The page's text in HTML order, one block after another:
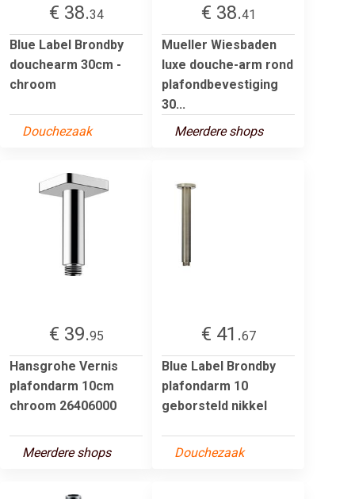
€ 38.34
Blue Label Brondby
douchearm 30cm -
chroom
Douchezaak
€ 38.41
Mueller Wiesbaden
luxe douche-arm rond
plafondbevestiging
30...
Meerdere shops
€ 39.95
Hansgrohe Vernis
plafondarm 10cm
chroom 26406000
Meerdere shops
€ 41.67
Blue Label Brondby
plafondarm 10
geborsteld nikkel
Douchezaak